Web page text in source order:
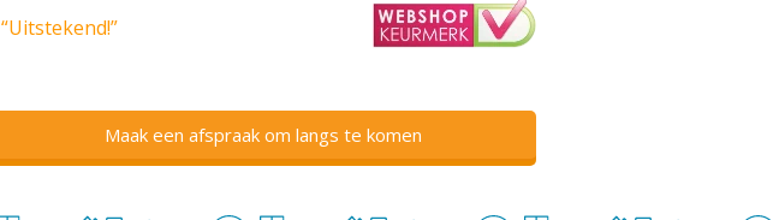
“Uitstekend!”
Maak een afspraak om langs te komen